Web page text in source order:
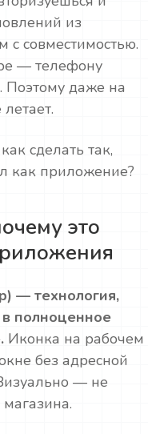
из
с совместимостью.
— телефону
Поэтому даже на
сделать так,
как приложение?
это
— технология,
полноценное
Иконка на рабочем
без адресной
— не